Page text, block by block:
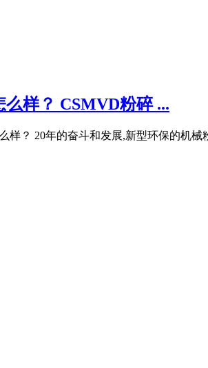
样？ CSMVD粉碎 ...
样？ 20年的奋斗和发展,新型环保的机